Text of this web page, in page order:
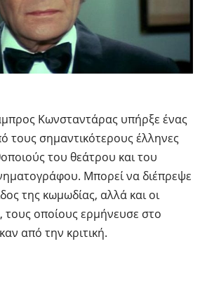
Κωνσταντάρας υπήρξε ένας
τους σημαντικότερους έλληνες
του θεάτρου και του
Μπορεί να διέπρεψε
της κωμωδίας, αλλά και οι
τους οποίους ερμήνευσε στο
από την κριτική.